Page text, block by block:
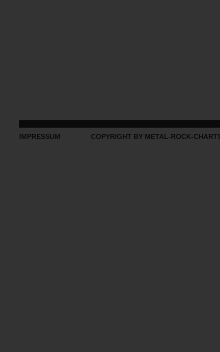
IMPRESSUM COPYRIGHT BY METAL-ROCK-